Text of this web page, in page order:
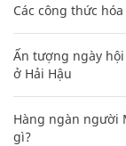
Các công thức
Ấn tượng ngày
ở Hải Hậu
Hàng ngàn người
gì?